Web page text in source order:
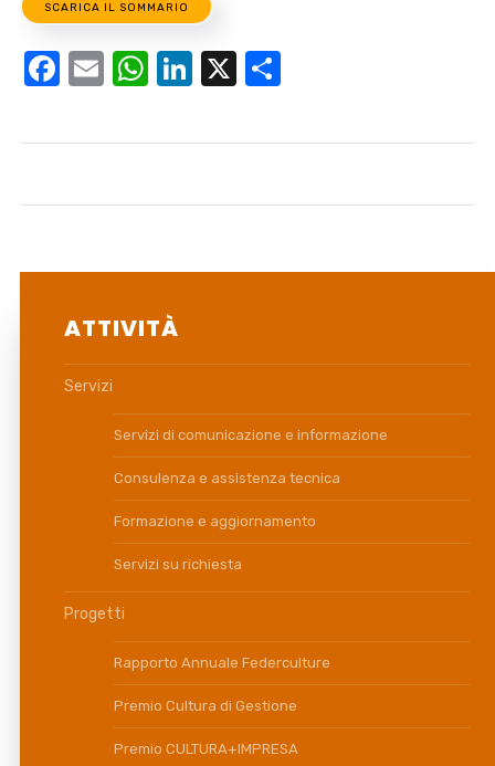
SCARICA IL SOMMARIO
Facebook
EmailWhatsApp
LinkedIn
X Condividi
ATTIVITÀ
Servizi
Servizi di comunicazione e informazione
Consulenza e assistenza tecnica
Formazione e aggiornamento
Servizi su richiesta
Progetti
Rapporto Annuale Federculture
Premio Cultura di Gestione
Premio CULTURA+IMPRESA